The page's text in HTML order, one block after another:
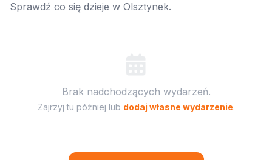
Sprawdź co się dzieje w Olsztynek.
Brak nadchodzących wydarzeń.
Zajrzyj tu później lub dodaj własne wydarzenie.